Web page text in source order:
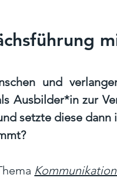
Ausbilder*innen-Kurs
und
Ausbilder*in zur
setzte diese dann